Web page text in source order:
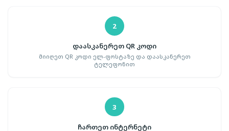
2
დაასკანერეთ QR კოდი
მიიღეთ QR კოდი ელ-ფოსტაზე და დაასკანერეთ
ტელეფონით
3
ჩართეთ ინტერნეტი